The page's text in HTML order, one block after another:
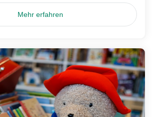
Mehr erfahren